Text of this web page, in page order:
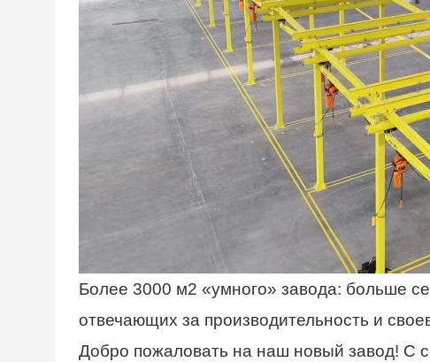
Более 3000 м2 «умного» завода: больше
отвечающих за производительность и
Добро пожаловать на наш новый завод! С